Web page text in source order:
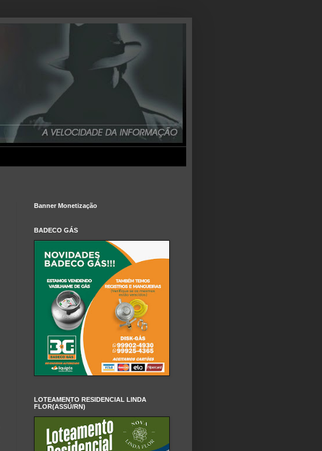
Banner Monetização
BADECO GÁS
LOTEAMENTO RESIDENCIAL LINDA
FLOR(ASSÚ/RN)